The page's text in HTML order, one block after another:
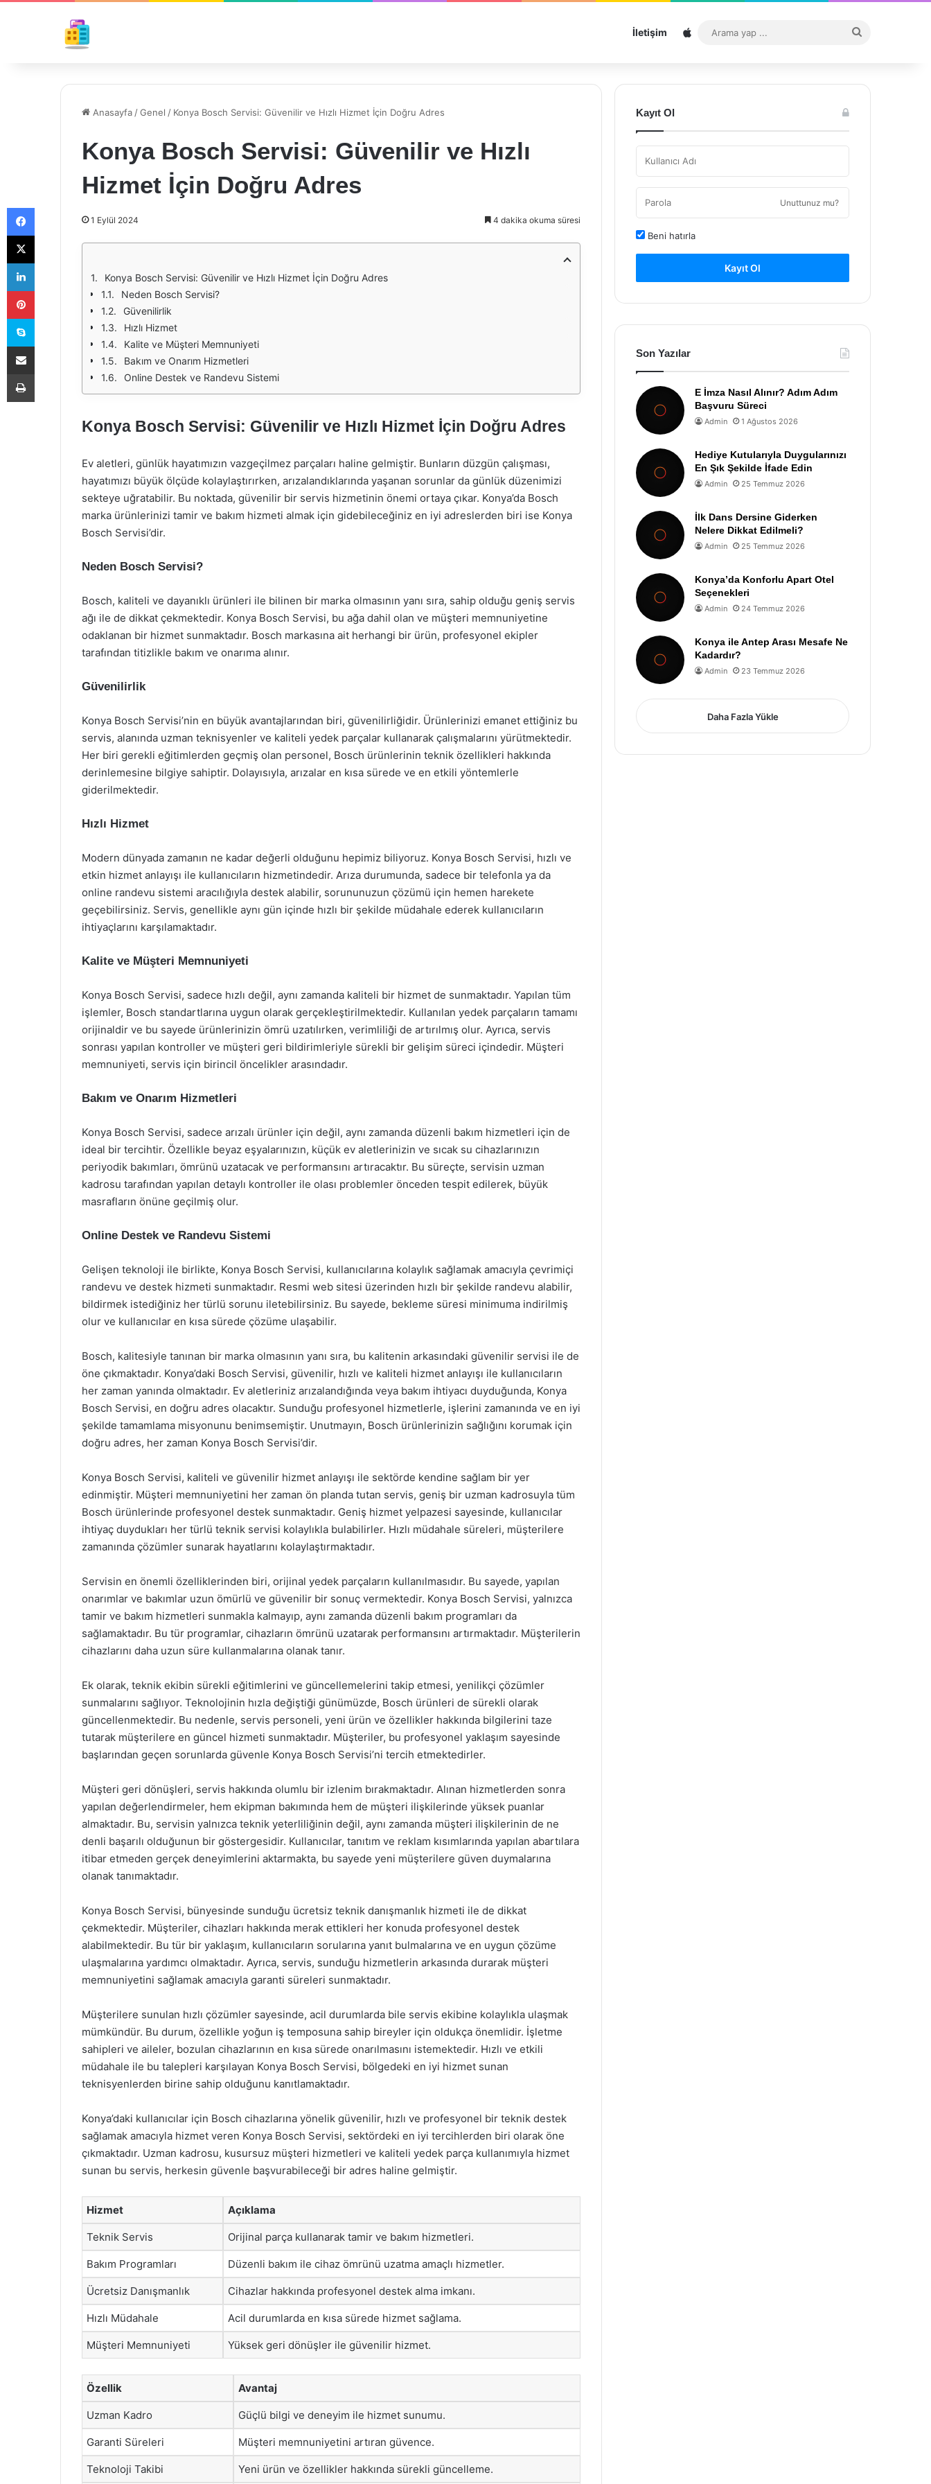
İletişim Sitemap
...
Anasayfa /Genel / Konya Bosch Servisi: Güvenilir ve Hızlı Hizmet İçin Doğru Adres
Konya Bosch Servisi: Güvenilir ve Hızlı
Hizmet İçin Doğru Adres
1 Eylül 2024 4 dakika okuma süresi
Konya Bosch Servisi: Güvenilir ve Hızlı Hizmet İçin Doğru Adres
Neden Bosch Servisi?
Güvenilirlik
Hızlı Hizmet
Kalite ve Müşteri Memnuniyeti
Bakım ve Onarım Hizmetleri
Online Destek ve Randevu Sistemi
Konya Bosch Servisi: Güvenilir ve Hızlı Hizmet İçin Doğru Adres
Ev aletleri, günlük hayatımızın vazgeçilmez parçaları haline gelmiştir. Bunların düzgün çalışması,
hayatımızı büyük ölçüde kolaylaştırırken, arızalandıklarında yaşanan sorunlar da günlük düzenimizi
sekteye uğratabilir. Bu noktada, güvenilir bir servis hizmetinin önemi ortaya çıkar. Konya’da Bosch
marka ürünlerinizi tamir ve bakım hizmeti almak için gidebileceğiniz en iyi adreslerden biri ise Konya
Bosch Servisi’dir.
Neden Bosch Servisi?
Bosch, kaliteli ve dayanıklı ürünleri ile bilinen bir marka olmasının yanı sıra, sahip olduğu geniş servis
ağı ile de dikkat çekmektedir. Konya Bosch Servisi, bu ağa dahil olan ve müşteri memnuniyetine
odaklanan bir hizmet sunmaktadır. Bosch markasına ait herhangi bir ürün, profesyonel ekipler
tarafından titizlikle bakım ve onarıma alınır.
Güvenilirlik
Konya Bosch Servisi’nin en büyük avantajlarından biri, güvenilirliğidir. Ürünlerinizi emanet ettiğiniz bu
servis, alanında uzman teknisyenler ve kaliteli yedek parçalar kullanarak çalışmalarını yürütmektedir.
Her biri gerekli eğitimlerden geçmiş olan personel, Bosch ürünlerinin teknik özellikleri hakkında
derinlemesine bilgiye sahiptir. Dolayısıyla, arızalar en kısa sürede ve en etkili yöntemlerle
giderilmektedir.
Hızlı Hizmet
Modern dünyada zamanın ne kadar değerli olduğunu hepimiz biliyoruz. Konya Bosch Servisi, hızlı ve
etkin hizmet anlayışı ile kullanıcıların hizmetindedir. Arıza durumunda, sadece bir telefonla ya da
online randevu sistemi aracılığıyla destek alabilir, sorununuzun çözümü için hemen harekete
geçebilirsiniz. Servis, genellikle aynı gün içinde hızlı bir şekilde müdahale ederek kullanıcıların
ihtiyaçlarını karşılamaktadır.
Kalite ve Müşteri Memnuniyeti
Konya Bosch Servisi, sadece hızlı değil, aynı zamanda kaliteli bir hizmet de sunmaktadır. Yapılan tüm
işlemler, Bosch standartlarına uygun olarak gerçekleştirilmektedir. Kullanılan yedek parçaların tamamı
orijinaldir ve bu sayede ürünlerinizin ömrü uzatılırken, verimliliği de artırılmış olur. Ayrıca, servis
sonrası yapılan kontroller ve müşteri geri bildirimleriyle sürekli bir gelişim süreci içindedir. Müşteri
memnuniyeti, servis için birincil öncelikler arasındadır.
Bakım ve Onarım Hizmetleri
Konya Bosch Servisi, sadece arızalı ürünler için değil, aynı zamanda düzenli bakım hizmetleri için de
ideal bir tercihtir. Özellikle beyaz eşyalarınızın, küçük ev aletlerinizin ve sıcak su cihazlarınızın
periyodik bakımları, ömrünü uzatacak ve performansını artıracaktır. Bu süreçte, servisin uzman
kadrosu tarafından yapılan detaylı kontroller ile olası problemler önceden tespit edilerek, büyük
masrafların önüne geçilmiş olur.
Online Destek ve Randevu Sistemi
Gelişen teknoloji ile birlikte, Konya Bosch Servisi, kullanıcılarına kolaylık sağlamak amacıyla çevrimiçi
randevu ve destek hizmeti sunmaktadır. Resmi web sitesi üzerinden hızlı bir şekilde randevu alabilir,
bildirmek istediğiniz her türlü sorunu iletebilirsiniz. Bu sayede, bekleme süresi minimuma indirilmiş
olur ve kullanıcılar en kısa sürede çözüme ulaşabilir.
Bosch, kalitesiyle tanınan bir marka olmasının yanı sıra, bu kalitenin arkasındaki güvenilir servisi ile de
öne çıkmaktadır. Konya’daki Bosch Servisi, güvenilir, hızlı ve kaliteli hizmet anlayışı ile kullanıcıların
her zaman yanında olmaktadır. Ev aletleriniz arızalandığında veya bakım ihtiyacı duyduğunda, Konya
Bosch Servisi, en doğru adres olacaktır. Sunduğu profesyonel hizmetlerle, işlerini zamanında ve en iyi
şekilde tamamlama misyonunu benimsemiştir. Unutmayın, Bosch ürünlerinizin sağlığını korumak için
doğru adres, her zaman Konya Bosch Servisi’dir.
Konya Bosch Servisi, kaliteli ve güvenilir hizmet anlayışı ile sektörde kendine sağlam bir yer
edinmiştir. Müşteri memnuniyetini her zaman ön planda tutan servis, geniş bir uzman kadrosuyla tüm
Bosch ürünlerinde profesyonel destek sunmaktadır. Geniş hizmet yelpazesi sayesinde, kullanıcılar
ihtiyaç duydukları her türlü teknik servisi kolaylıkla bulabilirler. Hızlı müdahale süreleri, müşterilere
zamanında çözümler sunarak hayatlarını kolaylaştırmaktadır.
Servisin en önemli özelliklerinden biri, orijinal yedek parçaların kullanılmasıdır. Bu sayede, yapılan
onarımlar ve bakımlar uzun ömürlü ve güvenilir bir sonuç vermektedir. Konya Bosch Servisi, yalnızca
tamir ve bakım hizmetleri sunmakla kalmayıp, aynı zamanda düzenli bakım programları da
sağlamaktadır. Bu tür programlar, cihazların ömrünü uzatarak performansını artırmaktadır. Müşterilerin
cihazlarını daha uzun süre kullanmalarına olanak tanır.
Ek olarak, teknik ekibin sürekli eğitimlerini ve güncellemelerini takip etmesi, yenilikçi çözümler
sunmalarını sağlıyor. Teknolojinin hızla değiştiği günümüzde, Bosch ürünleri de sürekli olarak
güncellenmektedir. Bu nedenle, servis personeli, yeni ürün ve özellikler hakkında bilgilerini taze
tutarak müşterilere en güncel hizmeti sunmaktadır. Müşteriler, bu profesyonel yaklaşım sayesinde
başlarından geçen sorunlarda güvenle Konya Bosch Servisi’ni tercih etmektedirler.
Müşteri geri dönüşleri, servis hakkında olumlu bir izlenim bırakmaktadır. Alınan hizmetlerden sonra
yapılan değerlendirmeler, hem ekipman bakımında hem de müşteri ilişkilerinde yüksek puanlar
almaktadır. Bu, servisin yalnızca teknik yeterliliğinin değil, aynı zamanda müşteri ilişkilerinin de ne
denli başarılı olduğunun bir göstergesidir. Kullanıcılar, tanıtım ve reklam kısımlarında yapılan abartılara
itibar etmeden gerçek deneyimlerini aktarmakta, bu sayede yeni müşterilere güven duymalarına
olanak tanımaktadır.
Konya Bosch Servisi, bünyesinde sunduğu ücretsiz teknik danışmanlık hizmeti ile de dikkat
çekmektedir. Müşteriler, cihazları hakkında merak ettikleri her konuda profesyonel destek
alabilmektedir. Bu tür bir yaklaşım, kullanıcıların sorularına yanıt bulmalarına ve en uygun çözüme
ulaşmalarına yardımcı olmaktadır. Ayrıca, servis, sunduğu hizmetlerin arkasında durarak müşteri
memnuniyetini sağlamak amacıyla garanti süreleri sunmaktadır.
Müşterilere sunulan hızlı çözümler sayesinde, acil durumlarda bile servis ekibine kolaylıkla ulaşmak
mümkündür. Bu durum, özellikle yoğun iş temposuna sahip bireyler için oldukça önemlidir. İşletme
sahipleri ve aileler, bozulan cihazlarının en kısa sürede onarılmasını istemektedir. Hızlı ve etkili
müdahale ile bu talepleri karşılayan Konya Bosch Servisi, bölgedeki en iyi hizmet sunan
teknisyenlerden birine sahip olduğunu kanıtlamaktadır.
Konya’daki kullanıcılar için Bosch cihazlarına yönelik güvenilir, hızlı ve profesyonel bir teknik destek
sağlamak amacıyla hizmet veren Konya Bosch Servisi, sektördeki en iyi tercihlerden biri olarak öne
çıkmaktadır. Uzman kadrosu, kusursuz müşteri hizmetleri ve kaliteli yedek parça kullanımıyla hizmet
sunan bu servis, herkesin güvenle başvurabileceği bir adres haline gelmiştir.
Hizmet Açıklama
Teknik Servis Orijinal parça kullanarak tamir ve bakım hizmetleri.
Bakım Programları Düzenli bakım ile cihaz ömrünü uzatma amaçlı hizmetler.
Ücretsiz Danışmanlık Cihazlar hakkında profesyonel destek alma imkanı.
Hızlı Müdahale Acil durumlarda en kısa sürede hizmet sağlama.
Müşteri Memnuniyeti Yüksek geri dönüşler ile güvenilir hizmet.
Özellik Avantaj
Uzman Kadro Güçlü bilgi ve deneyim ile hizmet sunumu.
Garanti Süreleri Müşteri memnuniyetini artıran güvence.
Teknoloji Takibi Yeni ürün ve özellikler hakkında sürekli güncelleme.
Kayıt Ol
Unuttunuz mu?
Beni hatırla
Kayıt Ol
Son Yazılar
E İmza Nasıl Alınır? Adım Adım
Başvuru Süreci
Admin 1 Ağustos 2026
Hediye Kutularıyla Duygularınızı
En Şık Şekilde İfade Edin
Admin 25 Temmuz 2026
İlk Dans Dersine Giderken
Nelere Dikkat Edilmeli?
Admin 25 Temmuz 2026
Konya’da Konforlu Apart Otel
Seçenekleri
Admin 24 Temmuz 2026
Konya ile Antep Arası Mesafe Ne
Kadardır?
Admin 23 Temmuz 2026
Daha Fazla Yükle
Facebook
X
LinkedIn
Pinterest
Skype
E-Posta ile paylaş